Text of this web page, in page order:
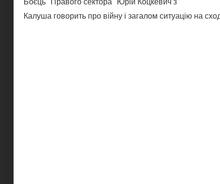
Калуша говорить про війну і загалом ситуацію на